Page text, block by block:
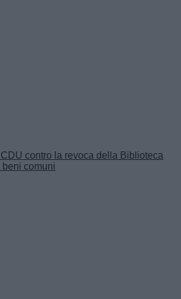
contro la revoca della Biblioteca
comuni